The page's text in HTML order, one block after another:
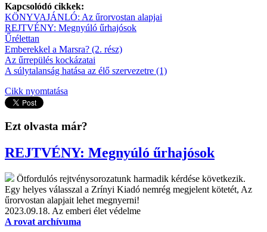
Kapcsolódó cikkek:
KÖNYVAJÁNLÓ: Az űrorvostan alapjai
REJTVÉNY: Megnyúló űrhajósok
Űrélettan
Emberekkel a Marsra? (2. rész)
Az űrrepülés kockázatai
A súlytalanság hatása az élő szervezetre (1)
Cikk nyomtatása
Ezt olvasta már?
REJTVÉNY: Megnyúló űrhajósok
Ötfordulós rejtvénysorozatunk harmadik kérdése következik.
Egy helyes válasszal a Zrínyi Kiadó nemrég megjelent kötetét, Az
űrorvostan alapjait lehet megnyerni!
2023.09.18. Az emberi élet védelme
A rovat archívuma